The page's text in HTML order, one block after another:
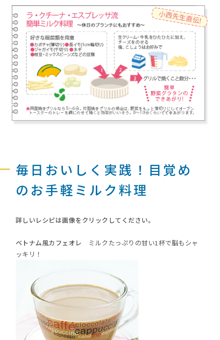
毎日おいしく実践！目覚め
のお手軽ミルク料理
詳しいレシピは画像をクリックしてください。
ベトナム風カフェオレ ミルクたっぷりの甘い1杯で脳もシャ
ッキリ！